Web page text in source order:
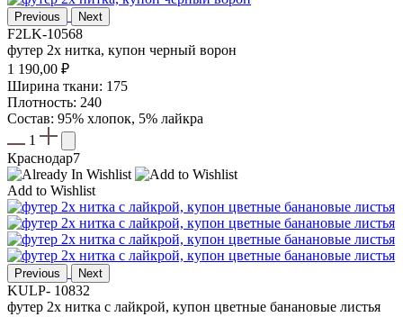
Previous Next
F2LK-10568
футер 2х нитка, купон черный ворон
1 190,00 ₽
Ширина ткани: 175
Плотность: 240
Состав: 95% хлопок, 5% лайкра
1
Краснодар7
Add to Wishlist
Previous Next
KULP- 10832
футер 2х нитка с лайкрой, купон цветные банановые листья